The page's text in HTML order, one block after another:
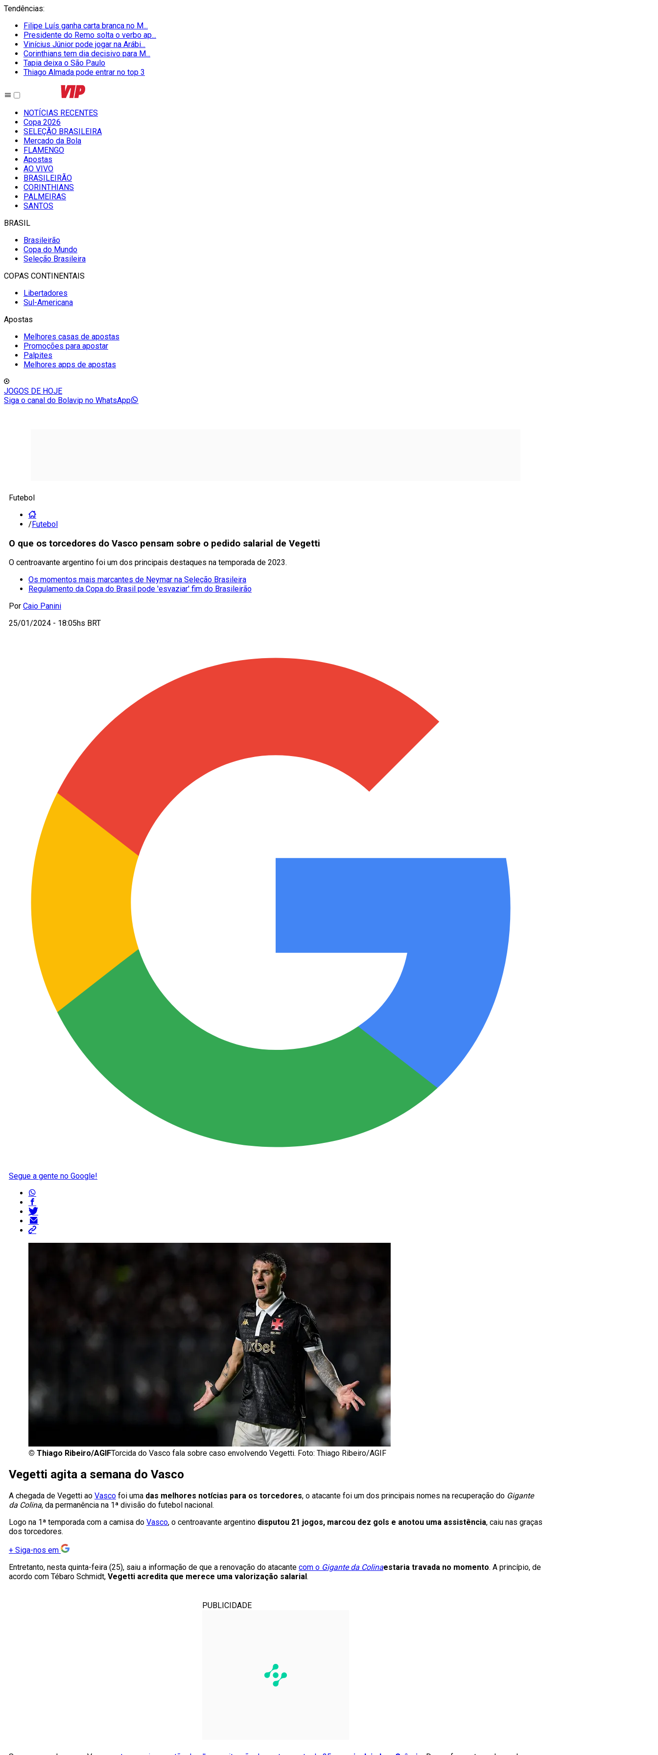
Tendências:
Filipe Luís ganha carta branca no M...
Presidente do Remo solta o verbo ap...
Vinícius Júnior pode jogar na Arábi...
Corinthians tem dia decisivo para M...
Tapia deixa o São Paulo
Thiago Almada pode entrar no top 3
NOTÍCIAS RECENTES
Copa 2026
SELEÇÃO BRASILEIRA
Mercado da Bola
FLAMENGO
Apostas
AO VIVO
BRASILEIRÃO
CORINTHIANS
PALMEIRAS
SANTOS
BRASIL
Brasileirão
Copa do Mundo
Seleção Brasileira
COPAS CONTINENTAIS
Libertadores
Sul-Americana
Apostas
Melhores casas de apostas
Promoções para apostar
Palpites
Melhores apps de apostas
JOGOS DE HOJE
Siga o canal do Bolavip no WhatsApp
Futebol
/Futebol
O que os torcedores do Vasco pensam sobre o pedido salarial de Vegetti
O centroavante argentino foi um dos principais destaques na temporada de 2023.
Os momentos mais marcantes de Neymar na Seleção Brasileira
Regulamento da Copa do Brasil pode 'esvaziar' fim do Brasileirão
Por Caio Panini
25/01/2024 - 18:05hs BRT
Segue a gente no Google!
© Thiago Ribeiro/AGIFTorcida do Vasco fala sobre caso envolvendo Vegetti. Foto: Thiago Ribeiro/AGIF
Vegetti agita a semana do Vasco
A chegada de Vegetti ao Vasco foi uma das melhores notícias para os torcedores, o atacante foi um dos principais nomes na recuperação do Gigante
da Colina, da permanência na 1ª divisão do futebol nacional.
Logo na 1ª temporada com a camisa do Vasco, o centroavante argentino disputou 21 jogos, marcou dez gols e anotou uma assistência, caiu nas graças
dos torcedores.
+ Siga-nos em
Entretanto, nesta quinta-feira (25), saiu a informação de que a renovação do atacante com o Gigante da Colinaestaria travada no momento. A princípio, de
acordo com Tébaro Schmidt, Vegetti acredita que merece uma valorização salarial .
PUBLICIDADE